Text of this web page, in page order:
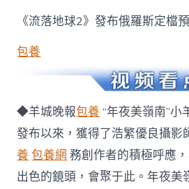
《流落地球2》發布俄羅斯定檔
包養
◆羊城晚報包養 “年夜美嶺南”小
發布以來，獲得了浩繁優良攝影
養 包養網 務創作者的積極呼應
出色的鏡頭，會聚于此。年夜美